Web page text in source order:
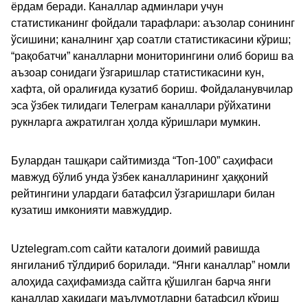
ёрдам беради. Каналлар админлари учун
статистиканинг фойдали тарафлари: аъзолар сонининг
ўсишини; каналнинг ҳар соатли статистикасини кўриш;
“рақобатчи” каналларни мониторингини олиб бориш ва
аъзоар сонидаги ўзгаришлар статистикасини кун,
хафта, ой оралиғида кузатиб бориш. Фойдаланувчилар
эса ўзбек тилидаги Телеграм каналлари рўйхатини
рукнларга ажратилган ҳолда кўришлари мумкин.
Булардан ташқари сайтимизда “Топ-100” саҳифаси
мавжуд бўлиб унда ўзбек каналларининг ҳаққоний
рейтингини улардаги батафсил ўзгаришлари билан
кузатиш имконияти мавжуддир.
Uztelegram.com сайти каталоги доимий равишда
янгиланиб тўлдириб борилади. “Янги каналлар” номли
алоҳида саҳифамизда сайтга қўшилган барча янги
каналлар ҳақидаги маълумотларни батафсил кўриш